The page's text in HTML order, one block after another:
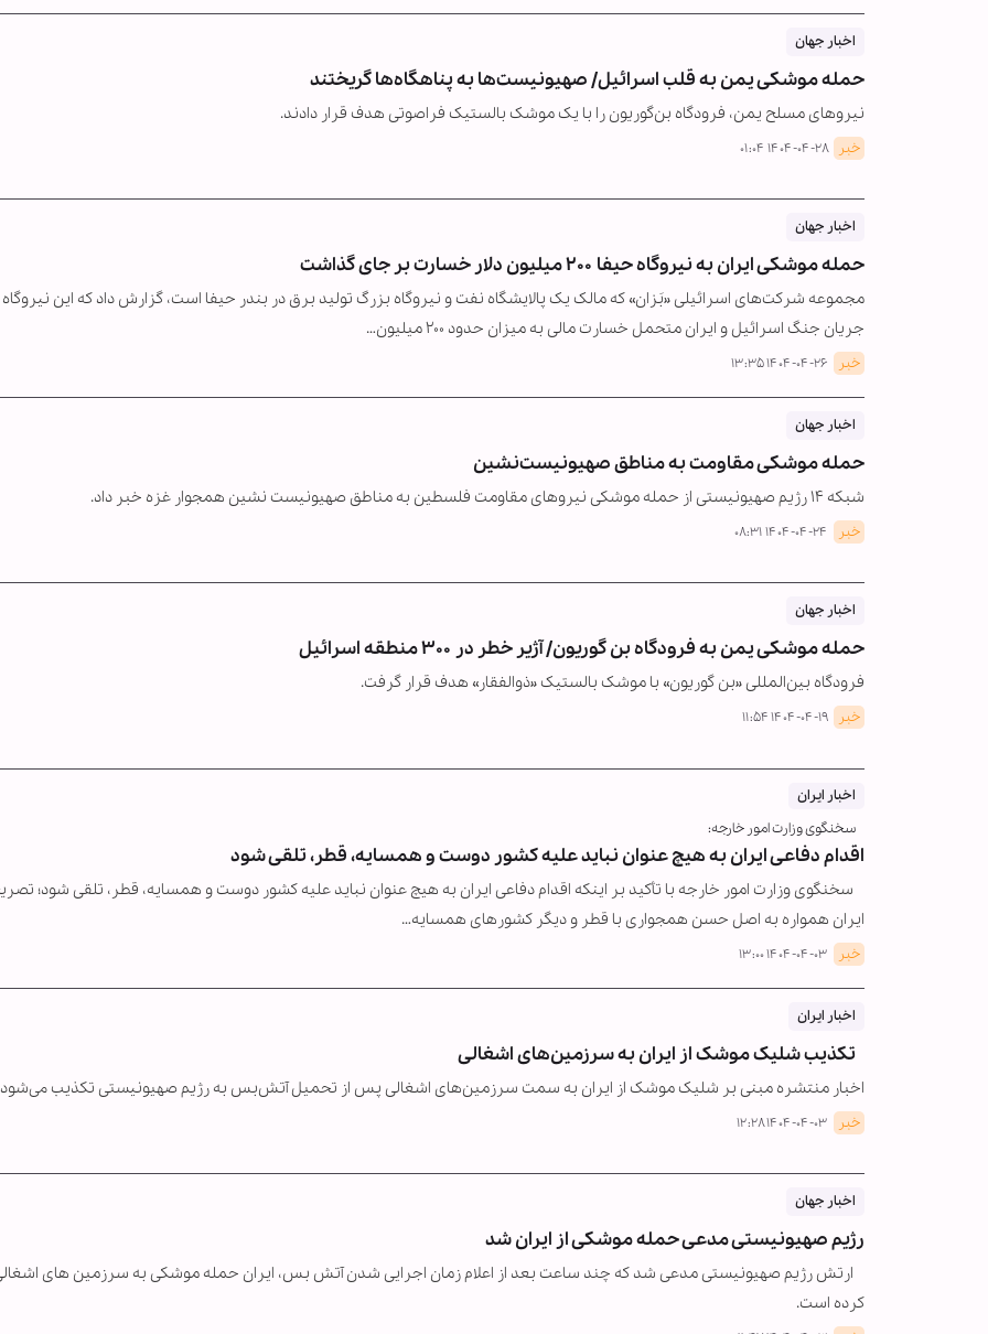
اخبار جهان
حمله موشکی یمن به قلب اسرائیل/ صهیونیست‌ها به پناهگاه‌ها گریختند
نیروهای مسلح یمن، فرودگاه بن‌گوریون را با یک موشک بالستیک فراصوتی هدف قرار دادند.
خبر ۱۴۰۴-۰۴-۲۸ ۰۱:۰۴
اخبار جهان
حمله موشکی ایران به نیروگاه حیفا ۲۰۰ میلیون دلار خسارت بر جای گذاشت
مجموعه شرکت‌های اسرائیلی «بَزان» که مالک یک پالایشگاه نفت و نیروگاه بزرگ تولید برق در بندر حیفا است، گزارش داد که این
جریان جنگ اسرائیل و ایران متحمل خسارت مالی به میزان حدود ۲۰۰ میلیون…
خبر ۱۴۰۴-۰۴-۲۶ ۱۳:۳۵
اخبار جهان
حمله موشکی مقاومت به مناطق صهیونیست‌نشین
شبکه ۱۴ رژیم صهیونیستی از حمله موشکی نیروهای مقاومت فلسطین به مناطق صهیونیست نشین همجوار غزه خبر داد.
خبر ۱۴۰۴-۰۴-۲۴ ۰۸:۳۱
اخبار جهان
حمله موشکی یمن به فرودگاه بن گوریون/ آژیر خطر در ۳۰۰ منطقه اسرائیل
فرودگاه بین‌المللی «بن گوریون» با موشک بالستیک «ذوالفقار» هدف قرار گرفت.
خبر ۱۴۰۴-۰۴-۱۹ ۱۱:۵۴
اخبار ایران
سخنگوی وزارت امور خارجه:
‏اقدام دفاعی ایران به هیچ‌ عنوان نباید علیه کشور دوست و همسایه، قطر، تلقی شود
سخنگوی وزارت امور خارجه با تأکید بر اینکه اقدام دفاعی ایران به هیچ‌ عنوان نباید علیه کشور دوست و همسایه، قطر، تلقی شود؛
‏ایران همواره به اصل حسن همجواری با قطر و دیگر کشورهای همسایه…
خبر ۱۴۰۴-۰۴-۰۳ ۱۳:۰۰
اخبار ایران
تکذیب شلیک موشک از ایران به سرزمین‌های اشغالی
اخبار منتشره مبنی بر شلیک موشک از ایران به سمت سرزمین‌های اشغالی پس از تحمیل آتش‌بس به رژیم صهیونیستی تکذیب
خبر ۱۴۰۴-۰۴-۰۳ ۱۲:۲۸
اخبار جهان
رژیم صهیونیستی مدعی حمله موشکی از ایران شد
ارتش رژیم صهیونیستی مدعی شد که چند ساعت بعد از اعلام زمان اجرایی شدن آتش بس، ایران حمله موشکی به سرزمین های
کرده است.